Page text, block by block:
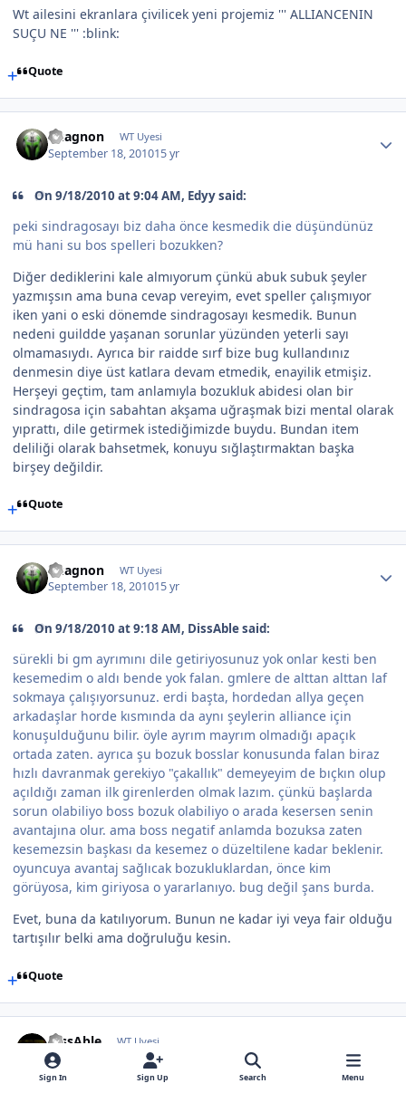
Wt ailesini ekranlara çivilicek yeni projemiz ''' ALLIANCENIN
SUÇU NE ''' :blink:
Quote
Vuagnon WT Uyesi
September 18, 201015 yr
On 9/18/2010 at 9:04 AM, Edyy said:
peki sindragosayı biz daha önce kesmedik die düşündünüz
mü hani su bos spelleri bozukken?
Diğer dediklerini kale almıyorum çünkü abuk subuk şeyler
yazmışsın ama buna cevap vereyim, evet speller çalışmıyor
iken yani o eski dönemde sindragosayı kesmedik. Bunun
nedeni guildde yaşanan sorunlar yüzünden yeterli sayı
olmamasıydı. Ayrıca bir raidde sırf bize bug kullandınız
denmesin diye üst katlara devam etmedik, enayilik etmişiz.
Herşeyi geçtim, tam anlamıyla bozukluk abidesi olan bir
sindragosa için sabahtan akşama uğraşmak bizi mental olarak
yıprattı, dile getirmek istediğimizde buydu. Bundan item
deliliği olarak bahsetmek, konuyu sığlaştırmaktan başka
birşey değildir.
Quote
Vuagnon WT Uyesi
September 18, 201015 yr
On 9/18/2010 at 9:18 AM, DissAble said:
sürekli bi gm ayrımını dile getiriyosunuz yok onlar kesti ben
kesemedim o aldı bende yok falan. gmlere de alttan alttan laf
sokmaya çalışıyorsunuz. erdi başta, hordedan allya geçen
arkadaşlar horde kısmında da aynı şeylerin alliance için
konuşulduğunu bilir. öyle ayrım mayrım olmadığı apaçık
ortada zaten. ayrıca şu bozuk bosslar konusunda falan biraz
hızlı davranmak gerekiyo "çakallık" demeyeyim de bıçkın olup
açıldığı zaman ilk girenlerden olmak lazım. çünkü başlarda
sorun olabiliyo boss bozuk olabiliyo o arada kesersen senin
avantajına olur. ama boss negatif anlamda bozuksa zaten
kesemezsin başkası da kesemez o düzeltilene kadar beklenir.
oyuncuya avantaj sağlıcak bozukluklardan, önce kim
görüyosa, kim giriyosa o yararlanıyo. bug değil şans burda.
Evet, buna da katılıyorum. Bunun ne kadar iyi veya fair olduğu
tartışılır belki ama doğruluğu kesin.
Quote
DissAble WT Uyesi
September 18, 201015 yr
Sign In Sign Up Search Menu